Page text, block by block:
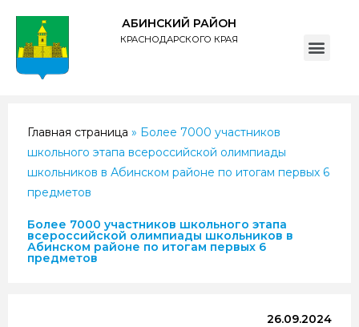
АБИНСКИЙ РАЙОН
КРАСНОДАРСКОГО КРАЯ
Главная страница » Более 7000 участников
школьного этапа всероссийской олимпиады
школьников в Абинском районе по итогам первых 6
предметов
Более 7000 участников школьного этапа
всероссийской олимпиады школьников в
Абинском районе по итогам первых 6
предметов
26.09.2024